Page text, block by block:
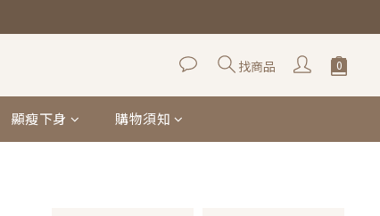
找商品
顯瘦下身 購物須知